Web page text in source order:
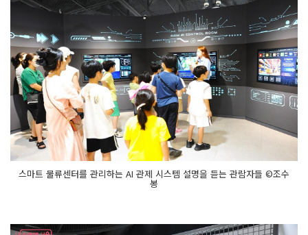
스마트 물류센터를 관리하는 AI 관제 시스템 설명을 듣는 관람자들 ©조수
봉